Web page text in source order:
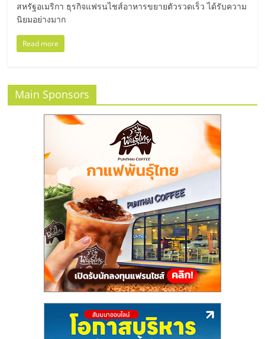
ไชส์,
ปรึกษา
ไชส์,
รวม
สหรัฐอเมริกา ธุรกิจแฟรนไชส์อาหารขยายตัวรวดเร็ว ได้รับความ
นิยมอย่างมาก
Read more
Main Sponsors